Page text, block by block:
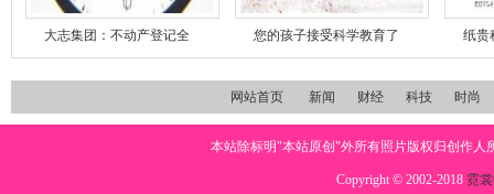
大志集团：不动产登记全 您的孩子接受科学教育了 纸贵
网站首页 新闻 财经 科技 时尚
本站除标明"本站原创"外所有照片版权归创作
Copyright © 2002-2018 霓